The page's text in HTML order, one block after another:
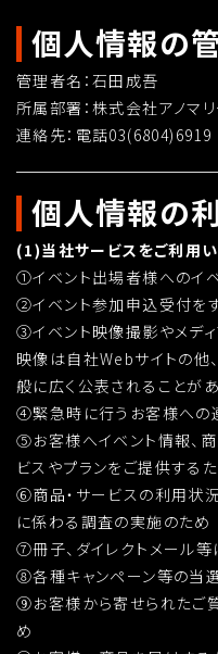
個人情報の
管理者名：石田成吾
所属部署：株式会社アノマリ
連絡先：電話03(6804)6919
個人情報の
(1)当社サービスをご利用
①イベント出場者様へのイ
②イベント参加申込受付を
③イベント映像撮影やメデ
映像は自社Webサイトの他
般に広く公表されることがあ
④緊急時に行うお客様への
⑤お客様へイベント情報、商
ビスやプランをご提供する
⑥商品・サービスの利用状
に係わる調査の実施のため
⑦冊子、ダイレクトメール
⑧各種キャンペーン等の当
⑨お客様から寄せられたご
め